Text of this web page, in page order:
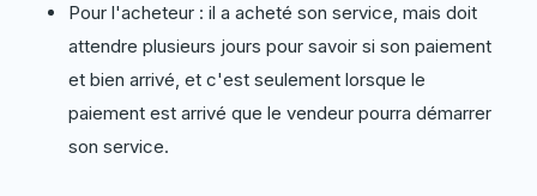
Pour l'acheteur : il a acheté son service, mais doit
attendre plusieurs jours pour savoir si son paiement
et bien arrivé, et c'est seulement lorsque le
paiement est arrivé que le vendeur pourra démarrer
son service.